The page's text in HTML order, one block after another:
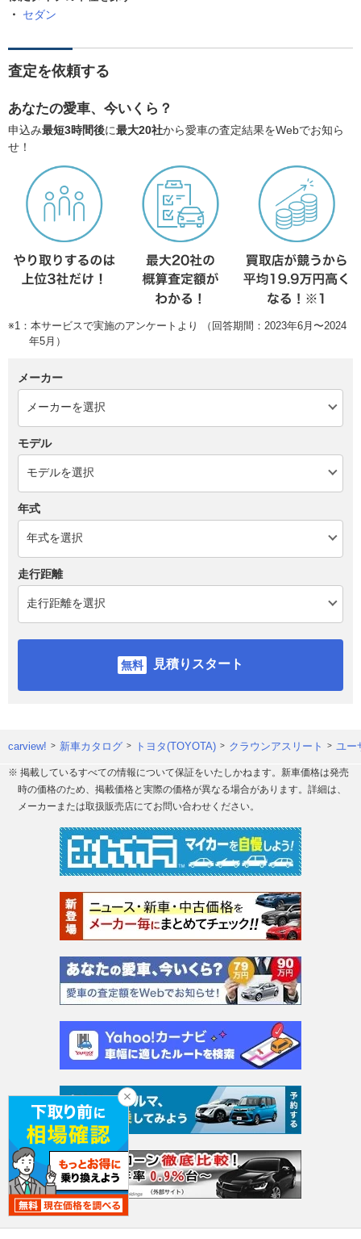
セダン
査定を依頼する
あなたの愛車、今いくら？
申込み最短3時間後に最大20社から愛車の査定結果をWebでお知ら
せ！
※1：本サービスで実施のアンケートより （回答期間：2023年6月〜2024
年5月）
メーカー
モデル
年式
走行距離
見積りスタート
carview! 新車カタログ トヨタ(TOYOTA) クラウンアスリート ユー
※ 掲載しているすべての情報について保証をいたしかねます。新車価格は発売
時の価格のため、掲載価格と実際の価格が異なる場合があります。詳細は、
メーカーまたは取扱販売店にてお問い合わせください。